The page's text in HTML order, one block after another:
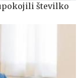
številko